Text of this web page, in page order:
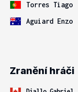
Torres Tiago
Aguiard Enzo
Zranění hráči